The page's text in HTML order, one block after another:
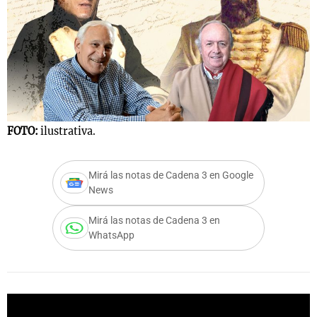
FOTO: ilustrativa.
Mirá las notas de Cadena 3 en Google
News
Mirá las notas de Cadena 3 en
WhatsApp
Notas
Mundial 2026
Notas
La Sole en